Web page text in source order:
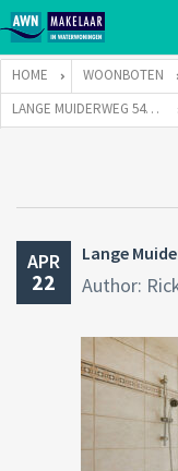
HOME WOONBOTEN
LANGE MUIDERWEG 542 TE 1382 LC WEESP
APR
22
Lange
Author: